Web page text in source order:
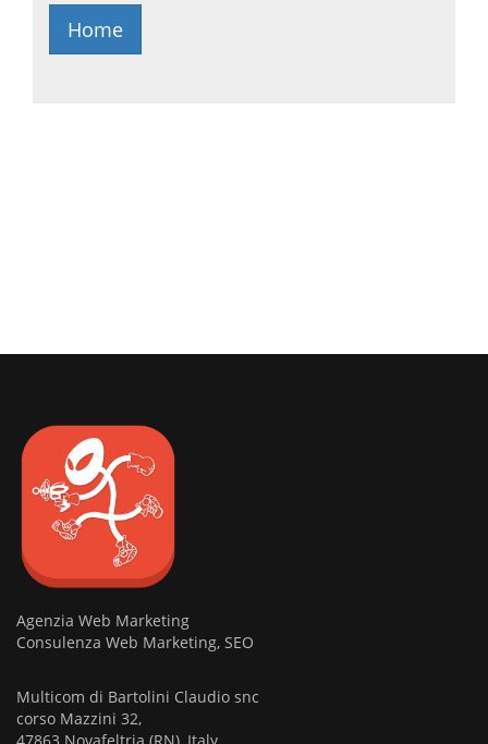
Home
Agenzia Web Marketing
Consulenza Web Marketing, SEO
Multicom di Bartolini Claudio snc
corso Mazzini 32,